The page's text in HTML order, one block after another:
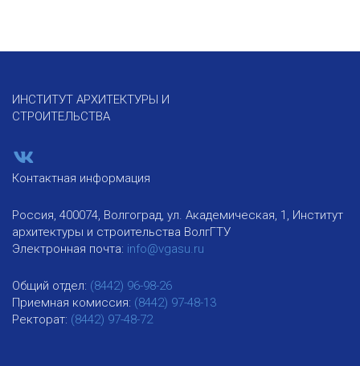
ИНСТИТУТ АРХИТЕКТУРЫ И
СТРОИТЕЛЬСТВА
Контактная информация
Россия, 400074, Волгоград, ул. Академическая, 1, Институт
архитектуры и строительства ВолгГТУ
Электронная почта: info@vgasu.ru
Общий отдел: (8442) 96-98-26
Приемная комиссия: (8442) 97-48-13
Ректорат: (8442) 97-48-72